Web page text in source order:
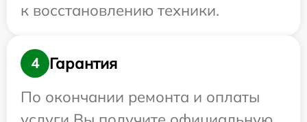
к восстановлению техники.
4
Гарантия
По окончании ремонта и оплаты